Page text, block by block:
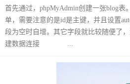
首先通过，phpMyAdmin创建一张blog表
单，需要注意的是id是主键，并且设置
段为空时自增。其它字段就比较随便了
建数据连接 ...